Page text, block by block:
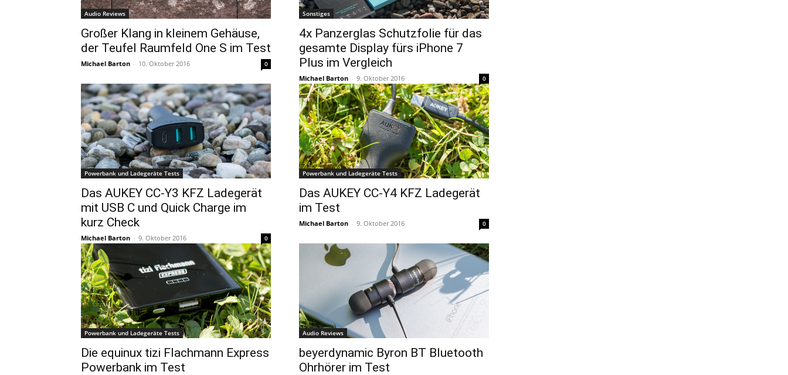
Audio Reviews
Großer Klang in kleinem Gehäuse,
der Teufel Raumfeld One S im Test
Michael Barton - 10. Oktober 2016 0
Sonstiges
4x Panzerglas Schutzfolie für das
gesamte Display fürs iPhone 7
Plus im Vergleich
Michael Barton - 9. Oktober 2016 0
Powerbank und Ladegeräte Tests
Das AUKEY CC-Y3 KFZ Ladegerät
mit USB C und Quick Charge im
kurz Check
Michael Barton - 9. Oktober 2016 0
Powerbank und Ladegeräte Tests
Das AUKEY CC-Y4 KFZ Ladegerät
im Test
Michael Barton - 9. Oktober 2016 0
Powerbank und Ladegeräte Tests
Die equinux tizi Flachmann Express
Powerbank im Test
Audio Reviews
beyerdynamic Byron BT Bluetooth
Ohrhörer im Test